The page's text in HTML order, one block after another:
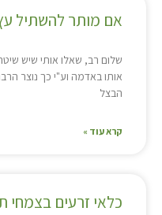
אם מותר להשתיל
שלום רב, שאלו אותי שיש
אותו באדמה וע"י כך נוצר
הבצל
קרא עוד »
כלאי זרעים בצמחי